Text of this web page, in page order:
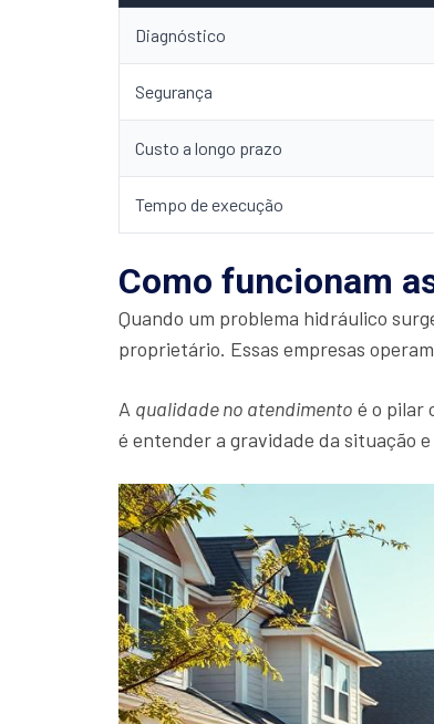
Diagnóstico
Segurança
Custo a longo prazo
Tempo de execução
Como funcionam
Quando um problema hidráulico
proprietário. Essas empresas
A qualidade no atendimento é o pilar
é entender a gravidade da situação